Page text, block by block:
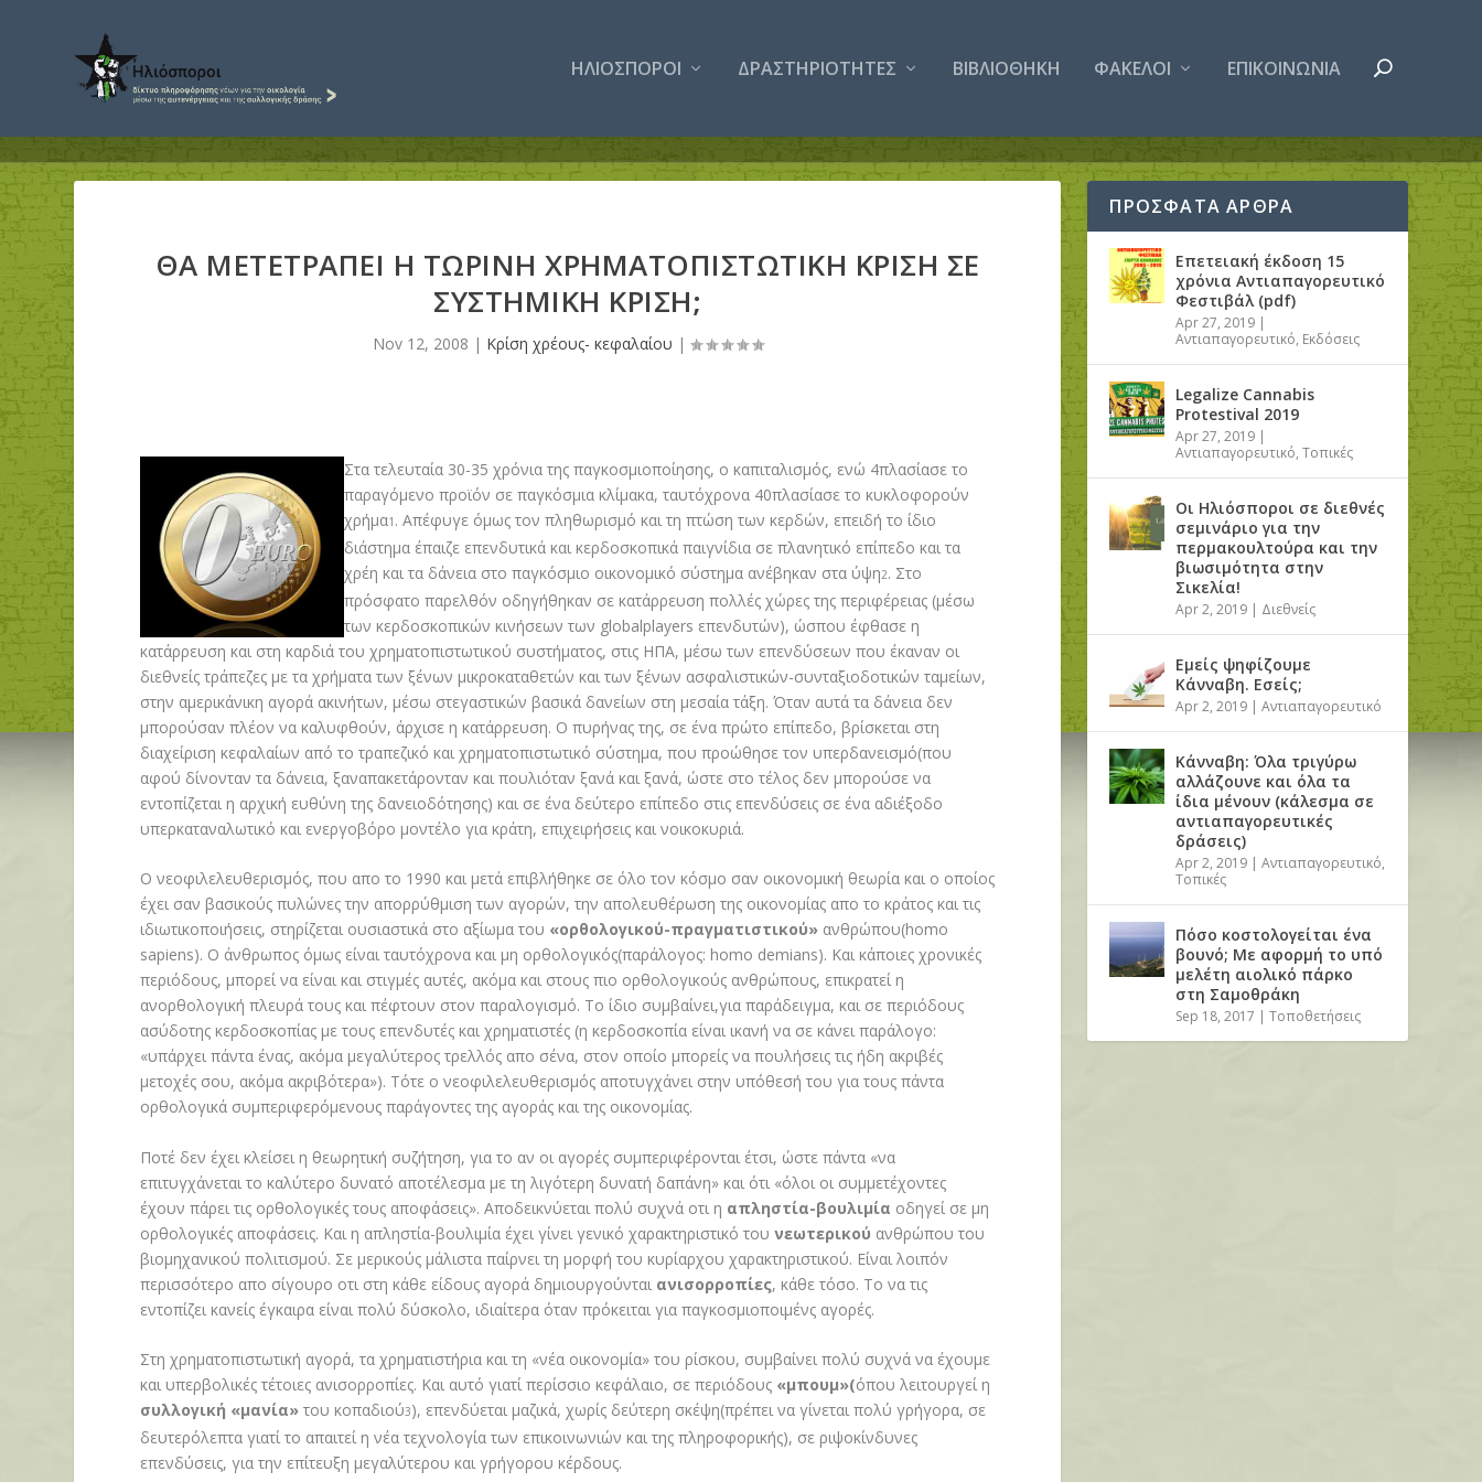
ΗΛΙΟΣΠΟΡΟΙ ΔΡΑΣΤΗΡΙΟΤΗΤΕΣ ΒΙΒΛΙΟΘΗΚΗ ΦΑΚΕΛΟΙ ΕΠΙΚΟΙΝΩΝΙΑ
ΘΑ ΜΕΤΕΤΡΑΠΕΙ Η ΤΩΡΙΝΗ ΧΡΗΜΑΤΟΠΙΣΤΩΤΙΚΗ ΚΡΙΣΗ ΣΕ
ΣΥΣΤΗΜΙΚΗ ΚΡΙΣΗ;
Nov 12, 2008 | Κρίση χρέους- κεφαλαίου |
Στα τελευταία 30-35 χρόνια της παγκοσμιοποίησης, ο καπιταλισμός, ενώ 4πλασίασε το
παραγόμενο προϊόν σε παγκόσμια κλίμακα, ταυτόχρονα 40πλασίασε το κυκλοφορούν
χρήμα1 . Απέφυγε όμως τον πληθωρισμό και τη πτώση των κερδών, επειδή το ίδιο
διάστημα έπαιζε επενδυτικά και κερδοσκοπικά παιγνίδια σε πλανητικό επίπεδο και τα
χρέη και τα δάνεια στο παγκόσμιο οικονομικό σύστημα ανέβηκαν στα ύψη2. Στο
πρόσφατο παρελθόν οδηγήθηκαν σε κατάρρευση πολλές χώρες της περιφέρειας (μέσω
των κερδοσκοπικών κινήσεων των globalplayers επενδυτών), ώσπου έφθασε η
κατάρρευση και στη καρδιά του χρηματοπιστωτικού συστήματος, στις ΗΠΑ, μέσω των επενδύσεων που έκαναν οι
διεθνείς τράπεζες με τα χρήματα των ξένων μικροκαταθετών και των ξένων ασφαλιστικών-συνταξιοδοτικών ταμείων,
στην αμερικάνικη αγορά ακινήτων, μέσω στεγαστικών βασικά δανείων στη μεσαία τάξη. Όταν αυτά τα δάνεια δεν
μπορούσαν πλέον να καλυφθούν, άρχισε η κατάρρευση. Ο πυρήνας της, σε ένα πρώτο επίπεδο, βρίσκεται στη
διαχείριση κεφαλαίων από το τραπεζικό και χρηματοπιστωτικό σύστημα, που προώθησε τον υπερδανεισμό(που
αφού δίνονταν τα δάνεια, ξαναπακετάρονταν και πουλιόταν ξανά και ξανά, ώστε στο τέλος δεν μπορούσε να
εντοπίζεται η αρχική ευθύνη της δανειοδότησης) και σε ένα δεύτερο επίπεδο στις επενδύσεις σε ένα αδιέξοδο
υπερκαταναλωτικό και ενεργοβόρο μοντέλο για κράτη, επιχειρήσεις και νοικοκυριά.
Ο νεοφιλελευθερισμός, που απο το 1990 και μετά επιβλήθηκε σε όλο τον κόσμο σαν οικονομική θεωρία και ο οποίος
έχει σαν βασικούς πυλώνες την απορρύθμιση των αγορών, την απολευθέρωση της οικονομίας απο το κράτος και τις
ιδιωτικοποιήσεις, στηρίζεται ουσιαστικά στο αξίωμα του «ορθολογικού-πραγματιστικού» ανθρώπου(homo
sapiens). Ο άνθρωπος όμως είναι ταυτόχρονα και μη ορθολογικός(παράλογος: homo demians). Και κάποιες χρονικές
περιόδους, μπορεί να είναι και στιγμές αυτές, ακόμα και στους πιο ορθολογικούς ανθρώπους, επικρατεί η
ανορθολογική πλευρά τους και πέφτουν στον παραλογισμό. Το ίδιο συμβαίνει,για παράδειγμα, και σε περιόδους
ασύδοτης κερδοσκοπίας με τους επενδυτές και χρηματιστές (η κερδοσκοπία είναι ικανή να σε κάνει παράλογο:
«υπάρχει πάντα ένας, ακόμα μεγαλύτερος τρελλός απο σένα, στον οποίο μπορείς να πουλήσεις τις ήδη ακριβές
μετοχές σου, ακόμα ακριβότερα»). Τότε ο νεοφιλελευθερισμός αποτυγχάνει στην υπόθεσή του για τους πάντα
ορθολογικά συμπεριφερόμενους παράγοντες της αγοράς και της οικονομίας.
Ποτέ δεν έχει κλείσει η θεωρητική συζήτηση, για το αν οι αγορές συμπεριφέρονται έτσι, ώστε πάντα «να
επιτυγχάνεται το καλύτερο δυνατό αποτέλεσμα με τη λιγότερη δυνατή δαπάνη» και ότι «όλοι οι συμμετέχοντες
έχουν πάρει τις ορθολογικές τους αποφάσεις». Αποδεικνύεται πολύ συχνά οτι η απληστία-βουλιμία οδηγεί σε μη
ορθολογικές αποφάσεις. Και η απληστία-βουλιμία έχει γίνει γενικό χαρακτηριστικό τουνεωτερικού ανθρώπου του
βιομηχανικού πολιτισμού. Σε μερικούς μάλιστα παίρνει τη μορφή του κυρίαρχου χαρακτηριστικού. Είναι λοιπόν
περισσότερο απο σίγουρο οτι στη κάθε είδους αγορά δημιουργούνται ανισορροπίες, κάθε τόσο. Το να τις
εντοπίζει κανείς έγκαιρα είναι πολύ δύσκολο, ιδιαίτερα όταν πρόκειται για παγκοσμιοποιμένς αγορές.
Στη χρηματοπιστωτική αγορά, τα χρηματιστήρια και τη «νέα οικονομία» του ρίσκου, συμβαίνει πολύ συχνά να έχουμε
και υπερβολικές τέτοιες ανισορροπίες. Και αυτό γιατί περίσσιο κεφάλαιο, σε περιόδους «μπουμ»(όπου λειτουργεί η
συλλογική «μανία» του κοπαδιού3), επενδύεται μαζικά, χωρίς δεύτερη σκέψη(πρέπει να γίνεται πολύ γρήγορα, σε
δευτερόλεπτα γιατί το απαιτεί η νέα τεχνολογία των επικοινωνιών και της πληροφορικής), σε ριψοκίνδυνες
επενδύσεις, για την επίτευξη μεγαλύτερου και γρήγορου κέρδους.
ΠΡΟΣΦΑΤΑ ΑΡΘΡΑ
Επετειακή έκδοση 15
χρόνια Αντιαπαγορευτικό
Φεστιβάλ (pdf)
Apr 27, 2019 |
Αντιαπαγορευτικό, Εκδόσεις
Legalize Cannabis
Protestival 2019
Apr 27, 2019 |
Αντιαπαγορευτικό,Τοπικές
Οι Ηλιόσποροι σε διεθνές
σεμινάριο για την
περμακουλτούρα και την
βιωσιμότητα στην
Σικελία!
Apr 2, 2019 | Διεθνείς
Εμείς ψηφίζουμε
Κάνναβη. Εσείς;
Apr 2, 2019 |Αντιαπαγορευτικό
Κάνναβη: Όλα τριγύρω
αλλάζουνε και όλα τα
ίδια μένουν (κάλεσμα σε
αντιαπαγορευτικές
δράσεις)
Apr 2, 2019 |Αντιαπαγορευτικό,
Τοπικές
Πόσο κοστολογείται ένα
βουνό; Με αφορμή το υπό
μελέτη αιολικό πάρκο
στη Σαμοθράκη
Sep 18, 2017 |Τοποθετήσεις